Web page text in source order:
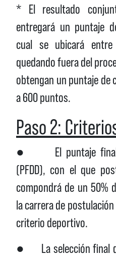
* El resultado
entregará un puntaje
cual se ubicará
quedando fuera del
obtengan un puntaje
a 600 puntos.
Paso 2:
● El puntaje final
(PFDD), con el que
compondrá de un 50%
la carrera de
criterio deportivo.
● La selección final